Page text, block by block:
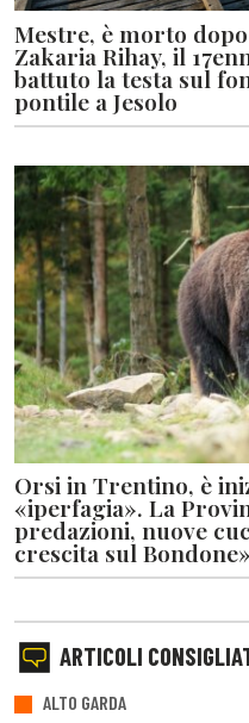
Mestre, è morto
Zakaria Rihay, il
battuto la testa sul
pontile a Jesolo
Orsi in Trentino, è
«iperfagia». La
predazioni, nuove
crescita sul Bondone»
ARTICOLI
ALTO GARDA